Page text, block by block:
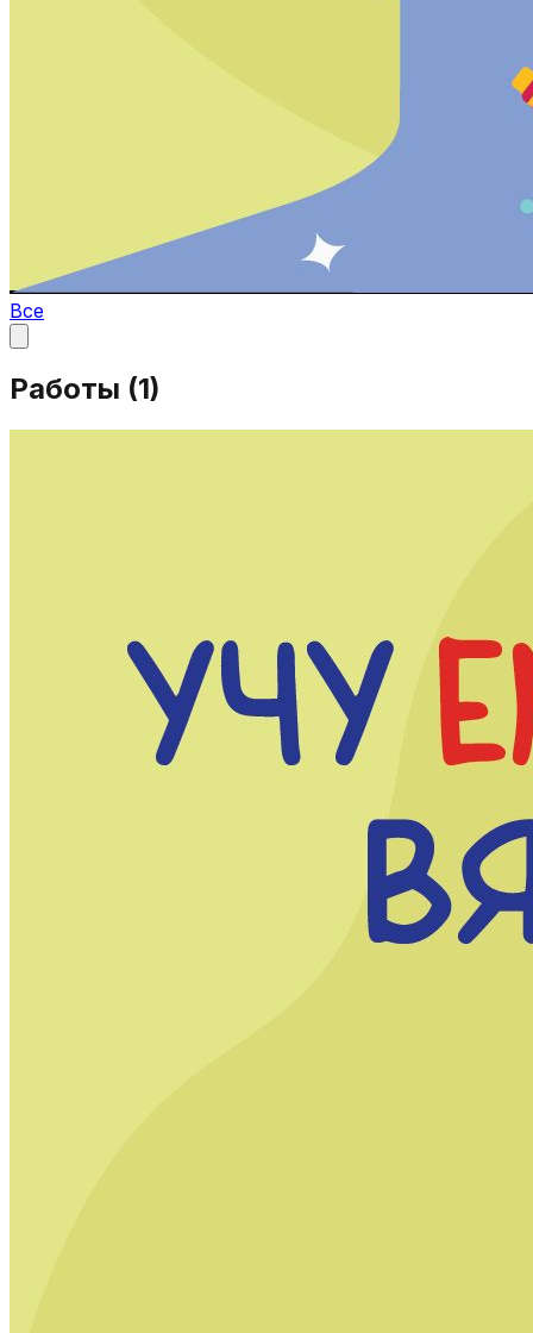
Все
Работы (1)